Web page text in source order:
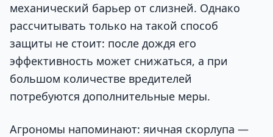
механический барьер от слизней. Однако
рассчитывать только на такой способ
защиты не стоит: после дождя его
эффективность может снижаться, а при
большом количестве вредителей
потребуются дополнительные меры.
Агрономы напоминают: яичная скорлупа —